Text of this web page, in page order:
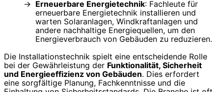
Erneuerbare Energietechnik: Fachleute für
erneuerbare Energietechnik installieren und
warten Solaranlagen, Windkraftanlagen und
andere nachhaltige Energiequellen, um den
Energieverbrauch von Gebäuden zu reduzieren.
Die Installationstechnik spielt eine entscheidende Rolle
bei der Gewährleistung der Funktionalität, Sicherheit
und Energieeffizienz von Gebäuden. Dies erfordert
eine sorgfältige Planung, Fachkenntnisse und die